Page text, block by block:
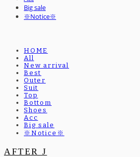
Big sale
※Notice※
HOME
All
New arrival
Best
Outer
Suit
Top
Bottom
Shoes
Acc
Big sale
※Notice※
AFTER J